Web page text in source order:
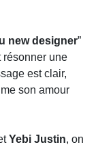
new designer”
résonner une
est clair,
son amour
Yebi Justin, on